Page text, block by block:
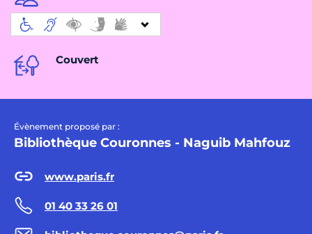
Couvert
Évènement proposé par :
Bibliothèque Couronnes - Naguib Mahfouz
www.paris.fr
01 40 33 26 01